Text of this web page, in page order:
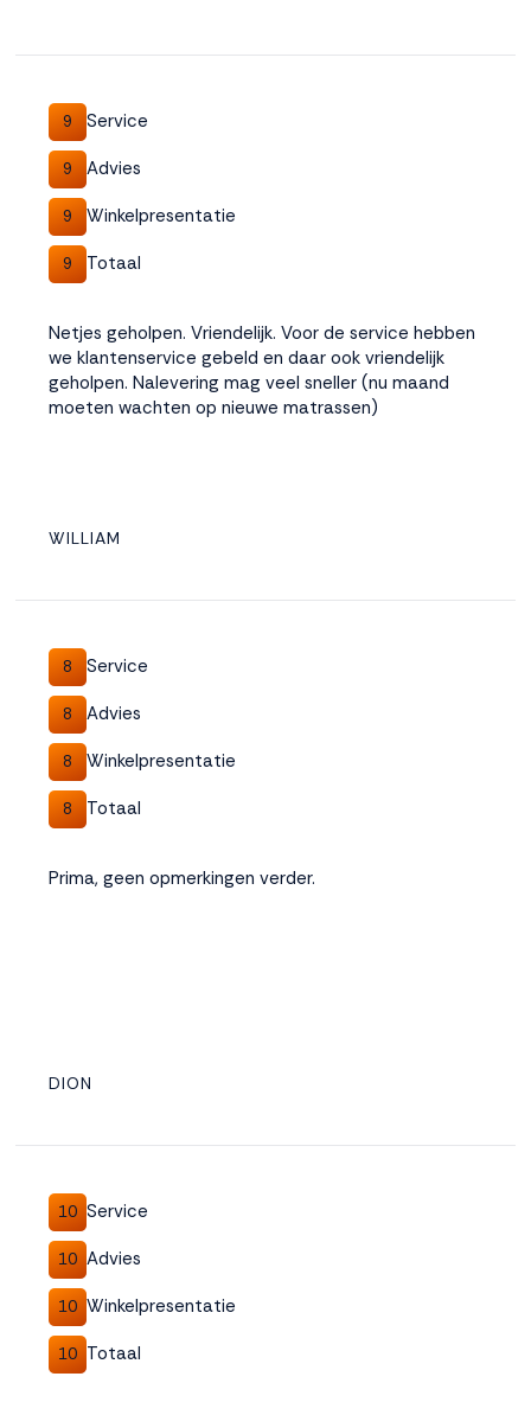
9 Service
9 Advies
9 Winkelpresentatie
9 Totaal
Netjes geholpen. Vriendelijk. Voor de service hebben
we klantenservice gebeld en daar ook vriendelijk
geholpen. Nalevering mag veel sneller (nu maand
moeten wachten op nieuwe matrassen)
WILLIAM
8 Service
8 Advies
8 Winkelpresentatie
8 Totaal
Prima, geen opmerkingen verder.
DION
10 Service
10 Advies
10 Winkelpresentatie
10 Totaal